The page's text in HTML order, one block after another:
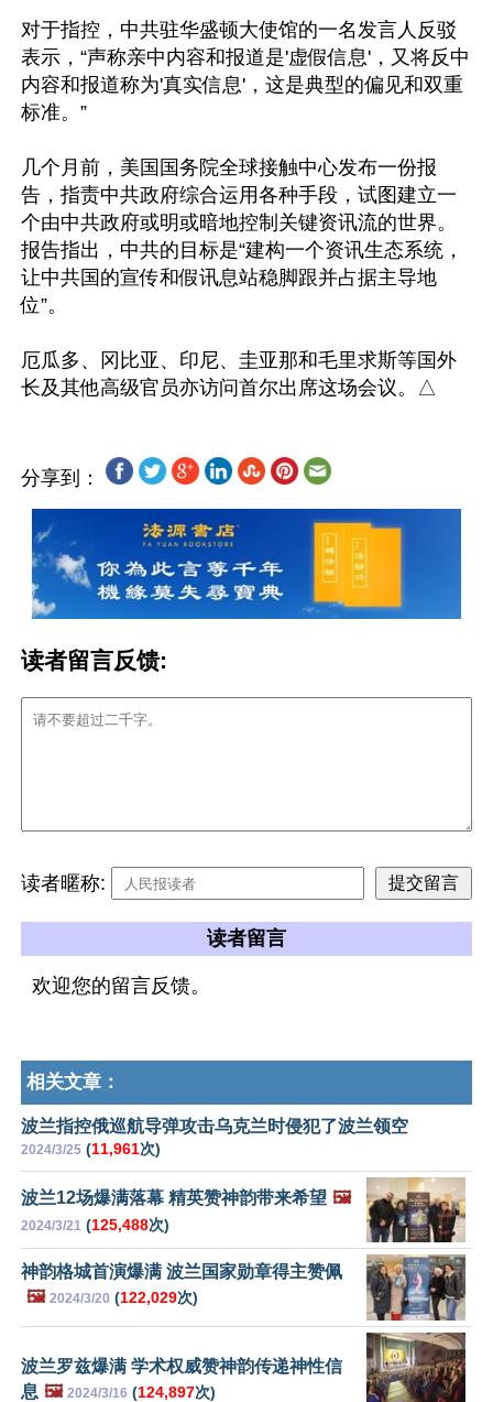
对于指控，中共驻华盛顿大使馆的一名发言人反驳
表示，“声称亲中内容和报道是'虚假信息'，又将反中
内容和报道称为'真实信息'，这是典型的偏见和双重
标准。”
几个月前，美国国务院全球接触中心发布一份报
告，指责中共政府综合运用各种手段，试图建立一
个由中共政府或明或暗地控制关键资讯流的世界。
报告指出，中共的目标是“建构一个资讯生态系统，
让中共国的宣传和假讯息站稳脚跟并占据主导地
位”。
厄瓜多、冈比亚、印尼、圭亚那和毛里求斯等国外
分享到：
读者留言反馈:
读者暱称:
读者留言
欢迎您的留言反馈。
相关文章：
波兰指控俄巡航导弹攻击乌克兰时侵犯了波兰领空
2024/3/25 (11,961次)
波兰12场爆满落幕 精英赞神韵带来希望 🖼️
2024/3/21 (125,488次)
神韵格城首演爆满 波兰国家勋章得主赞佩
🖼️ 2024/3/20 (122,029次)
波兰罗兹爆满 学术权威赞神韵传递神性信
息 🖼️ 2024/3/16 (124,897次)